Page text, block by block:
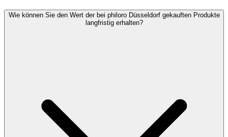
Wie können Sie den Wert der bei philoro Düsseldorf gekauften Produkte
langfristig erhalten?